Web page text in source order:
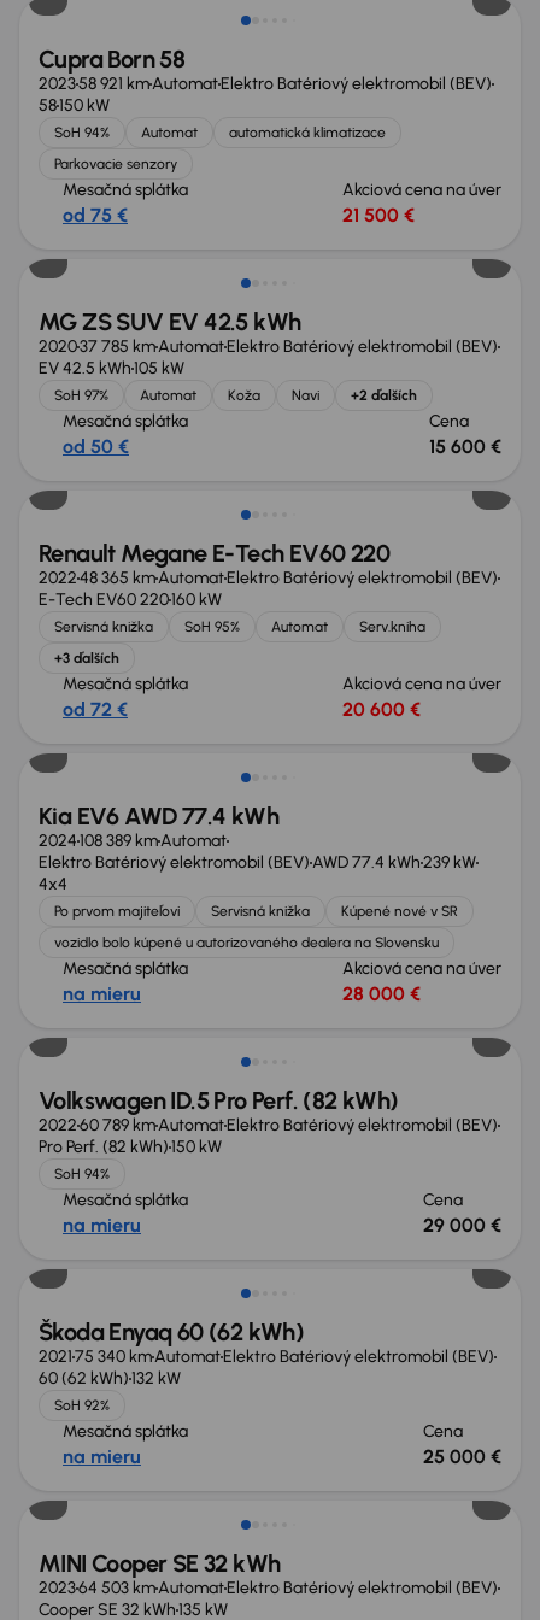
Cupra Born 58
202358 921 kmAutomatElektro Batériový elektromobil (BEV)
58150 kW
SoH 94% Automat
automatická klimatizace
Parkovacie senzory
Mesačná splátka
od 75 €
Akciová cena na úver
21 500 €
Možnosť odpočtu DPH
MG ZS SUV EV 42.5 kWh
202037 785 kmAutomatElektro Batériový elektromobil (BEV)
EV 42.5 kWh105 kW
SoH 97% Automat Koža Navi +2 ďalších
Mesačná splátka
od 50 €
Cena
15 600 €
Zlacnené o 400 €
Renault Megane E-Tech EV60 220
202248 365 kmAutomatElektro Batériový elektromobil (BEV)
E-Tech EV60 220160 kW
Servisná knižka SoH 95% Automat
Serv.kniha
+3 ďalších
Mesačná splátka
od 72 €
Akciová cena na úver
20 600 €
Kia EV6 AWD 77.4 kWh
2024108 389 kmAutomat
Elektro Batériový elektromobil (BEV)AWD 77.4 kWh239 kW
4x4
Po prvom majiteľovi Servisná knižka
Kúpené nové v SR
vozidlo bolo kúpené u autorizovaného dealera na Slovensku
Mesačná splátka
na mieru
Akciová cena na úver
28 000 €
Možnosť odpočtu DPH
Volkswagen ID.5 Pro Perf. (82 kWh)
202260 789 kmAutomatElektro Batériový elektromobil (BEV)
Pro Perf. (82 kWh)150 kW
SoH 94%
Mesačná splátka
na mieru
Cena
29 000 €
Možnosť odpočtu DPH
Škoda Enyaq 60 (62 kWh)
202175 340 kmAutomatElektro Batériový elektromobil (BEV)
60 (62 kWh)132 kW
SoH 92%
Mesačná splátka
na mieru
Cena
25 000 €
Možnosť odpočtu DPH
MINI Cooper SE 32 kWh
202364 503 kmAutomatElektro Batériový elektromobil (BEV)
Cooper SE 32 kWh135 kW